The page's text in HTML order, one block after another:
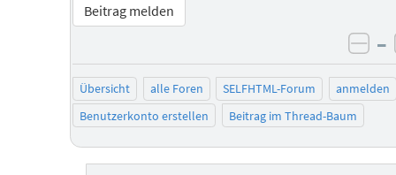
Beitrag melden
–
Übersicht alle Foren SELFHTML-Forum
anmelden
Benutzerkonto erstellen
Beitrag im Thread-Baum